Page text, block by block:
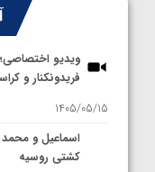
ویدیو
فریدونکنار و
1405/05/15
اسماعیل و
کشتی روسیه